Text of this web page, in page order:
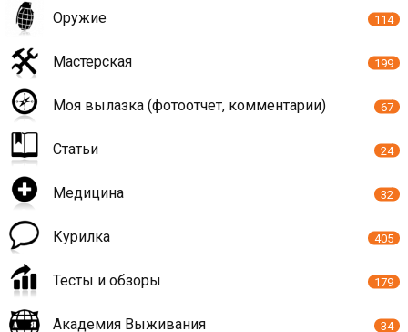
Оружие 114
Мастерская 199
Моя вылазка (фотоотчет, комментарии) 67
Статьи 24
Медицина 32
Курилка 405
Тесты и обзоры 179
Академия Выживания 34